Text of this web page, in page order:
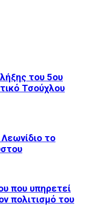
του 5ου
Τσούχλου
το
που υπηρετεί
πολιτισμό του